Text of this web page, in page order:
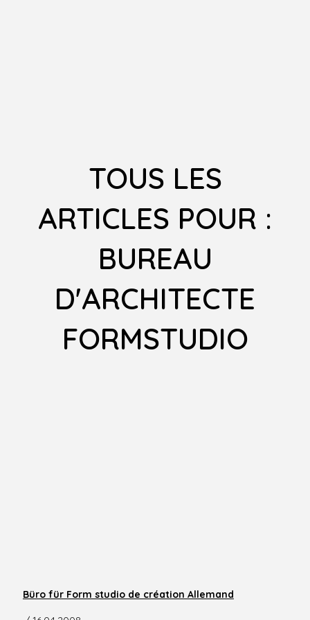
TOUS LES
ARTICLES POUR :
BUREAU
D'ARCHITECTE
FORMSTUDIO
Büro für Form studio de création Allemand